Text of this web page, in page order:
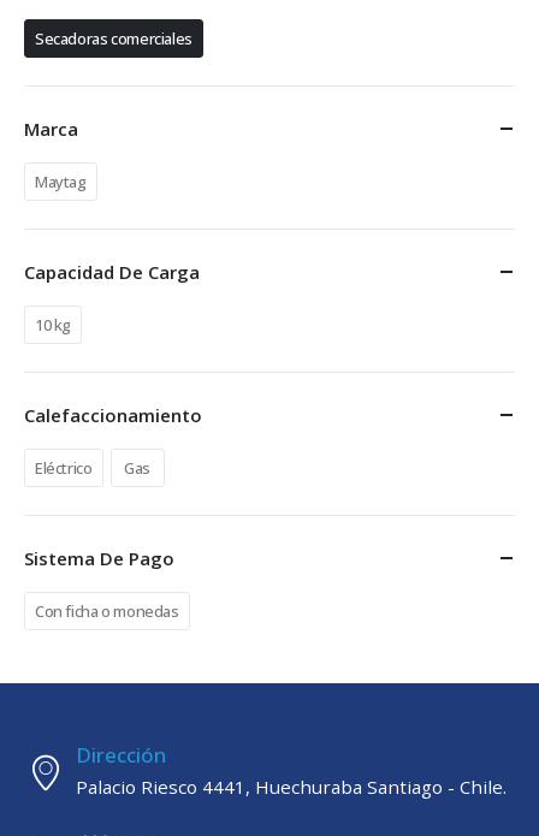
Secadoras comerciales
Marca
Maytag
Capacidad De Carga
10 kg
Calefaccionamiento
Eléctrico Gas
Sistema De Pago
Con ficha o monedas
Dirección
Palacio Riesco 4441, Huechuraba Santiago - Chile.